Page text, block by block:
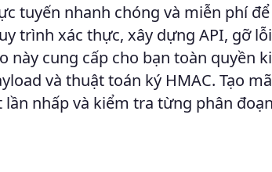
tuyến nhanh chóng và miễn phí
trình xác thực, xây dựng API, gỡ
này cung cấp cho bạn toàn quyền
và thuật toán ký HMAC. Tạo
nhấp và kiểm tra từng phân